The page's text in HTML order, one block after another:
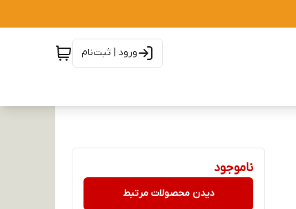
ورود | ثبت‌نام
ناموجود
دیدن محصولات مرتبط